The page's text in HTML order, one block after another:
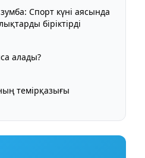
Спорт күні аясында
біріктірді
алады?
темірқазығы